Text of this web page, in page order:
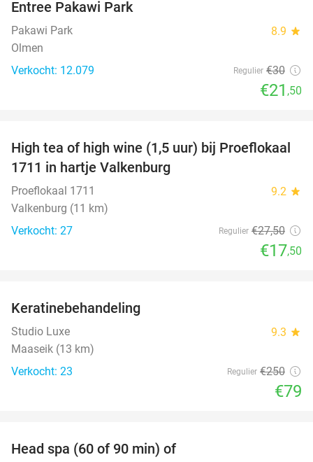
Entree Pakawi Park
Pakawi Park 8.9 star
Olmen
Verkocht: 12.079
Regulier €30
€21 ,50
36%
High tea of high wine (1,5 uur) bij Proeflokaal
1711 in hartje Valkenburg
Proeflokaal 1711 9.2 star
Valkenburg (11 km)
Verkocht: 27
Regulier €27,50
€17,50
Keratinebehandeling
Studio Luxe 9.3 star
Maaseik (13 km)
Verkocht: 23
Regulier €250
€79
Head spa (60 of 90 min) of